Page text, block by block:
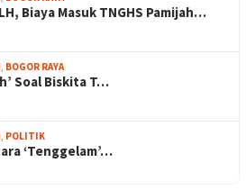
Biaya Masuk TNGHS Pamijah…
BOGOR RAYA
Soal Biskita T…
POLITIK
‘Tenggelam’…